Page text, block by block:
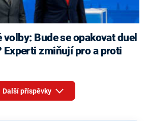
Experti zmiňují pro a proti
Další příspěvky